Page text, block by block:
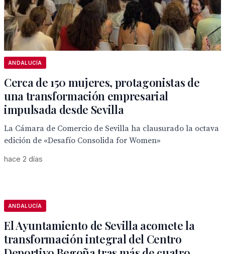
ANDALUCÍA
Cerca de 150 mujeres, protagonistas de
una transformación empresarial
impulsada desde Sevilla
La Cámara de Comercio de Sevilla ha clausurado la octava
edición de «Desafío Consolida for Women»
hace 2 días
ANDALUCÍA
El Ayuntamiento de Sevilla acomete la
transformación integral del Centro